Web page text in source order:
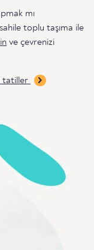
mı
toplu taşıma ile
ve çevrenizi
tatiller